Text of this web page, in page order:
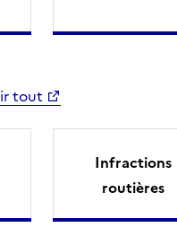
tout
Infractions
routières